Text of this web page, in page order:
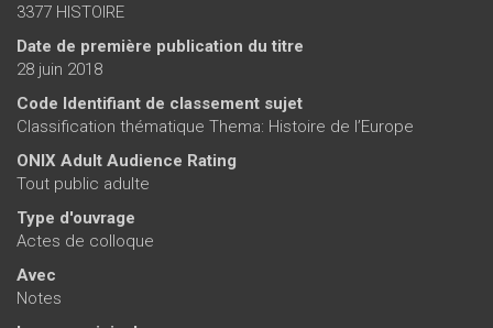
3377 HISTOIRE
Date de première publication du titre
28 juin 2018
Code Identifiant de classement sujet
Classification thématique Thema: Histoire de l’Europe
ONIX Adult Audience Rating
Tout public adulte
Type d'ouvrage
Actes de colloque
Avec
Notes